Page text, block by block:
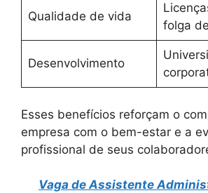
Qualidade de vida
folga
Desenvolvimento
Esses benefícios reforçam o
empresa com o bem-estar e a
profissional de seus
Vaga de Assistente